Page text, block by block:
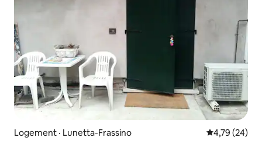
Logement · Lunetta-Frassino Note
4,79 (24)